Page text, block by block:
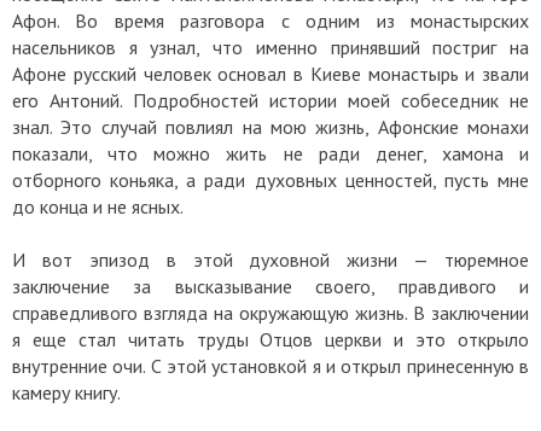
Афон. Во время разговора с одним из монастырских
насельников я узнал, что именно принявший постриг на
Афоне русский человек основал в Киеве монастырь и звали
его Антоний. Подробностей истории моей собеседник не
знал. Это случай повлиял на мою жизнь, Афонские монахи
показали, что можно жить не ради денег, хамона и
отборного коньяка, а ради духовных ценностей, пусть мне
до конца и не ясных.
И вот эпизод в этой духовной жизни — тюремное
заключение за высказывание своего, правдивого и
справедливого взгляда на окружающую жизнь. В заключении
я еще стал читать труды Отцов церкви и это открыло
внутренние очи. С этой установкой я и открыл принесенную в
камеру книгу.